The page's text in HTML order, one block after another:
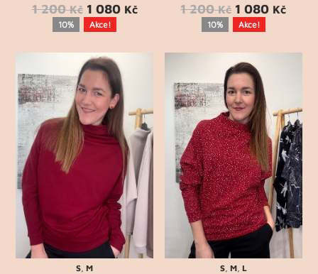
1 200 Kč 1 080 Kč
10% Akce!
1 200 Kč 1 080 Kč
10% Akce!
S ,M S, M, L